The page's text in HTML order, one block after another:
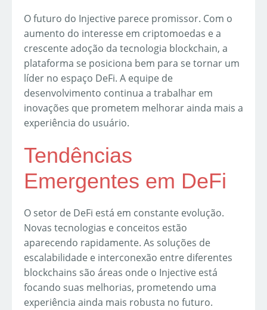
O futuro do Injective parece promissor. Com o
aumento do interesse em criptomoedas e a
crescente adoção da tecnologia blockchain, a
plataforma se posiciona bem para se tornar um
líder no espaço DeFi. A equipe de
desenvolvimento continua a trabalhar em
inovações que prometem melhorar ainda mais a
experiência do usuário.
Tendências
Emergentes em DeFi
O setor de DeFi está em constante evolução.
Novas tecnologias e conceitos estão
aparecendo rapidamente. As soluções de
escalabilidade e interconexão entre diferentes
blockchains são áreas onde o Injective está
focando suas melhorias, prometendo uma
experiência ainda mais robusta no futuro.